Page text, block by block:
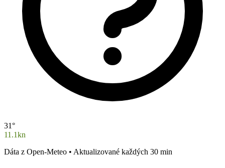
31°
11.1kn
Dáta z Open-Meteo • Aktualizované každých 30 min